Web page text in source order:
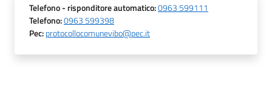
Telefono- risponditore automatico:0963 599111
Telefono:0963 599398
Pec:protocollocomunevibo@pec.it